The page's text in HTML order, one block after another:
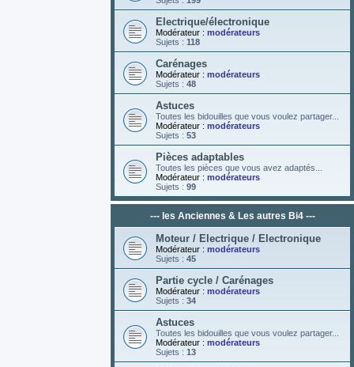
Electrique/électronique
Modérateur : modérateurs
Sujets : 118
Carénages
Modérateur : modérateurs
Sujets : 48
Astuces
Toutes les bidouilles que vous voulez partager...
Modérateur : modérateurs
Sujets : 53
Pièces adaptables
Toutes les pièces que vous avez adaptés...
Modérateur : modérateurs
Sujets : 99
--- les Anciennes & Les autres Bi4 ---
Moteur / Electrique / Electronique
Modérateur : modérateurs
Sujets : 45
Partie cycle / Carénages
Modérateur : modérateurs
Sujets : 34
Astuces
Toutes les bidouilles que vous voulez partager...
Modérateur : modérateurs
Sujets : 13